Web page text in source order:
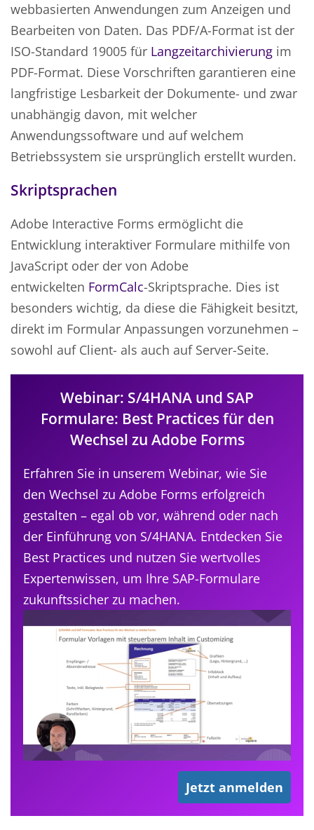
webbasierten Anwendungen zum Anzeigen und
Bearbeiten von Daten. Das PDF/A-Format ist der
ISO-Standard 19005 für Langzeitarchivierung im
PDF-Format. Diese Vorschriften garantieren eine
langfristige Lesbarkeit der Dokumente- und zwar
unabhängig davon, mit welcher
Anwendungssoftware und auf welchem
Betriebssystem sie ursprünglich erstellt wurden.
Skriptsprachen
Adobe Interactive Forms ermöglicht die
Entwicklung interaktiver Formulare mithilfe von
JavaScript oder der von Adobe
entwickelten FormCalc-Skriptsprache. Dies ist
besonders wichtig, da diese die Fähigkeit besitzt,
direkt im Formular Anpassungen vorzunehmen –
sowohl auf Client- als auch auf Server-Seite.
Webinar: S/4HANA und SAP
Formulare: Best Practices für den
Wechsel zu Adobe Forms
Erfahren Sie in unserem Webinar, wie Sie
den Wechsel zu Adobe Forms erfolgreich
gestalten – egal ob vor, während oder nach
der Einführung von S/4HANA. Entdecken Sie
Best Practices und nutzen Sie wertvolles
Expertenwissen, um Ihre SAP-Formulare
zukunftssicher zu machen.
Jetzt anmelden